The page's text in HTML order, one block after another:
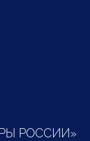
РОССИИ»